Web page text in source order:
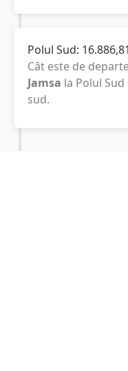
Polul Sud: 16.886,81
Cât este de
Jamsa la Polul
sud.